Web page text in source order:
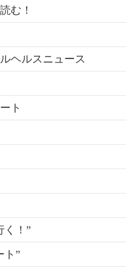
む！
ヘルスニュース
ト
く！”
ト”